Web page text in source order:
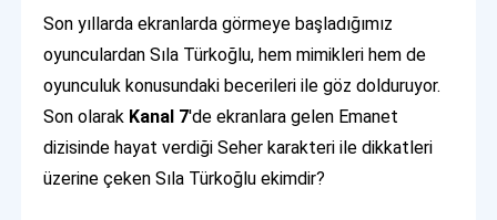
Son yıllarda ekranlarda görmeye başladığımız
oyunculardan Sıla Türkoğlu, hem mimikleri hem de
oyunculuk konusundaki becerileri ile göz dolduruyor.
Son olarak Kanal 7'de ekranlara gelen Emanet
dizisinde hayat verdiği Seher karakteri ile dikkatleri
üzerine çeken Sıla Türkoğlu ekimdir?